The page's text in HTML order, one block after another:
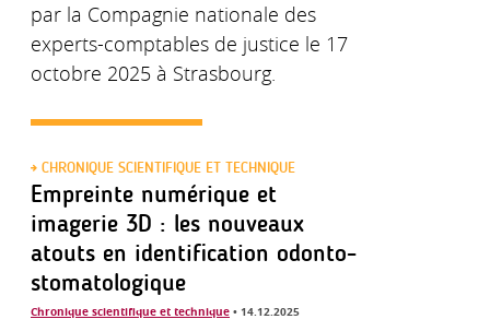
par la Compagnie nationale des
experts-comptables de justice le 17
octobre 2025 à Strasbourg.
CHRONIQUE SCIENTIFIQUE ET TECHNIQUE
Empreinte numérique et
imagerie 3D : les nouveaux
atouts en identification odonto-
stomatologique
Chronique scientifique et technique • 14.12.2025